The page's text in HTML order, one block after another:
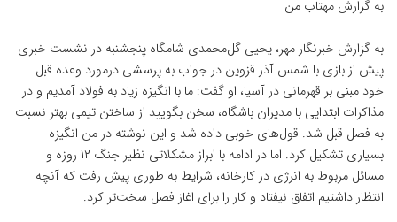
به گزارش مهتاب من
به گزارش خبرنگار مهر، یحیی گل‌محمدی شامگاه پنجشنبه در نشست خبری
پیش از بازی با شمس آذر قزوین در جواب به پرسشی درمورد وعده قبل
خود مبنی بر قهرمانی در آسیا، او گفت: ما با انگیزه زیاد به فولاد آمدیم و در
مذاکرات ابتدایی با مدیران باشگاه، سخن بگویید از ساختن تیمی بهتر نسبت
به فصل قبل شد. قول‌های خوبی داده شد و این نوشته در من انگیزه
بسیاری تشکیل کرد. اما در ادامه با ابراز مشکلاتی نظیر جنگ ۱۲ روزه و
مسائل مربوط به انرژی در کارخانه، شرایط به طوری پیش رفت که آنچه
انتظار داشتیم اتفاق نیفتاد و کار را برای اغاز فصل سخت‌تر کرد.